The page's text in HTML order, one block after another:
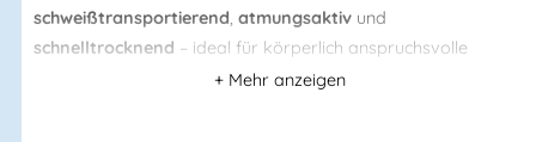
schweißtransportierend, atmungsaktiv und
schnelltrocknend – ideal für körperlich anspruchsvolle
Arbeiten sowie wechselnde Temperaturen.